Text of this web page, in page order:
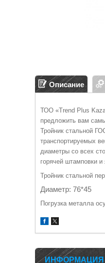
Описание
ТОО «Trend Plus
предложить вам
Тройник стальной
транспортируемых
диаметры со всех
горячей штамповки
Тройник стальной
Диаметр: 76*45
Погрузка металла
ИНФОРМАЦИЯ